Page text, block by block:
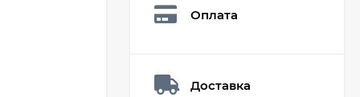
Оплата
Доставка
19₽
Мешочек (5*7см)